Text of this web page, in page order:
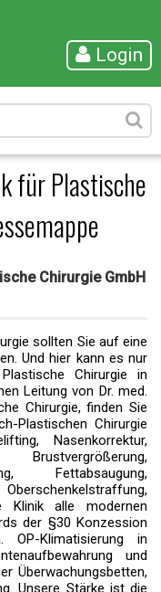
Login
für Plastische
Chirurgie GmbH
sollten Sie auf eine
Und hier kann es nur
Chirurgie in
Leitung von Dr. med.
Chirurgie, finden Sie
Plastischen Chirurgie
Nasenkorrektur,
Fettabsaugung,
Klinik alle modernen
der §30 Konzession
Klimatisierung in
und
Überwachungsbetten,
Unsere Stärke ist die